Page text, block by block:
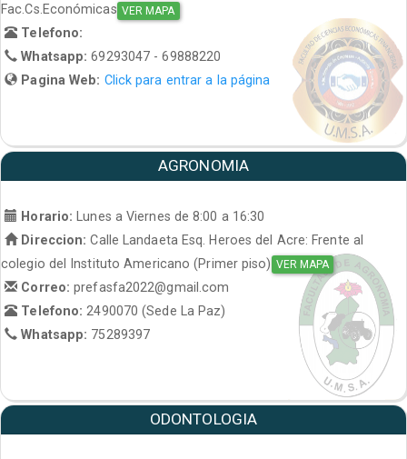
Fac.Cs.Económicas VER MAPA
Telefono:
Whatsapp:69293047 - 69888220
Pagina Web: Click para entrar a la página
AGRONOMIA
Horario:
Lunes a Viernes de 8:00 a 16:30
Direccion: Calle Landaeta Esq. Heroes del Acre: Frente al
colegio del Instituto Americano (Primer piso) VER MAPA
Correo:prefasfa2022@gmail.com
Telefono: 2490070 (Sede La Paz)
Whatsapp: 75289397
ODONTOLOGIA